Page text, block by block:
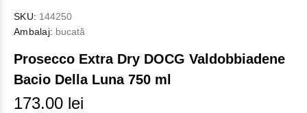
SKU: 144250
Ambalaj: bucată
Proseсco Extra Dry DOCG Valdobbiadene
Bacio Della Luna 750 ml
173.00 lei